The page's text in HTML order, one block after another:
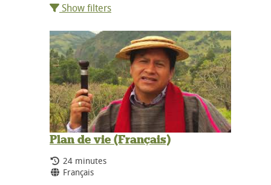
Show filters
Plan de vie (Français)
Durée:
24 minutes
Langues:
Français